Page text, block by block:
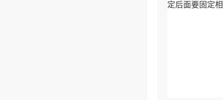
定后面要固定